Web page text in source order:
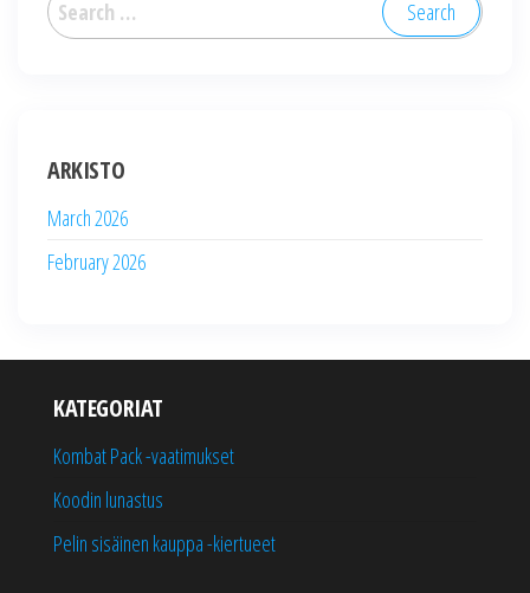
for:
ARKISTO
March 2026
February 2026
KATEGORIAT
Kombat Pack -vaatimukset
Koodin lunastus
Pelin sisäinen kauppa -kiertueet